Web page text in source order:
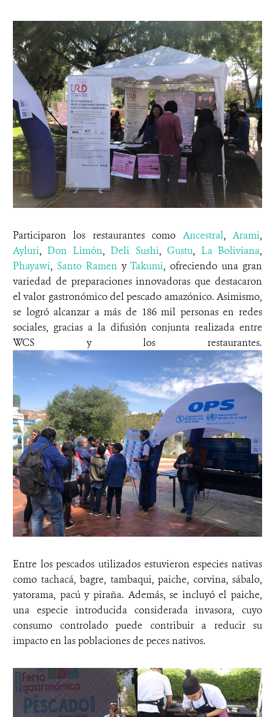
Participaron los restaurantes como Ancestral,Arami,
Ayluri,Don Limón,Deli Sushi, Gustu, La Boliviana,
Phayawi, Santo RamenyTakumi, ofreciendo una gran
variedad de preparaciones innovadoras que destacaron
el valor gastronómico del pescado amazónico. Asimismo,
se logró alcanzar a más de 186 mil personas en redes
sociales, gracias a la difusión conjunta realizada entre
WCS y los restaurantes.
Entre los pescados utilizados estuvieron especies nativas
como tachacá, bagre, tambaqui, paiche, corvina, sábalo,
yatorama, pacú y piraña. Además, se incluyó el paiche,
una especie introducida considerada invasora, cuyo
consumo controlado puede contribuir a reducir su
impacto en las poblaciones de peces nativos.